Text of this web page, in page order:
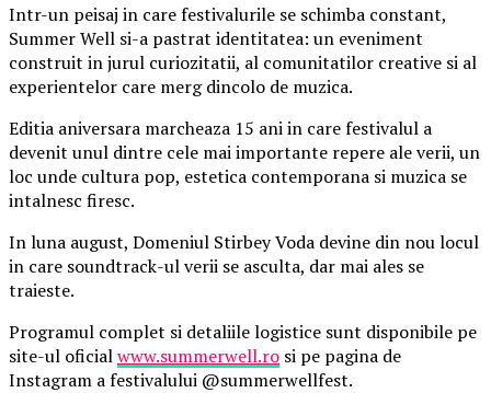
Intr-un peisaj in care festivalurile se schimba constant,
Summer Well si-a pastrat identitatea: un eveniment
construit in jurul curiozitatii, al comunitatilor creative si al
experientelor care merg dincolo de muzica.
Editia aniversara marcheaza 15 ani in care festivalul a
devenit unul dintre cele mai importante repere ale verii, un
loc unde cultura pop, estetica contemporana si muzica se
intalnesc firesc.
In luna august, Domeniul Stirbey Voda devine din nou locul
in care soundtrack-ul verii se asculta, dar mai ales se
traieste.
Programul complet si detaliile logistice sunt disponibile pe
site-ul oficialwww.summerwell.ro si pe pagina de
Instagram a festivalului @summerwellfest.